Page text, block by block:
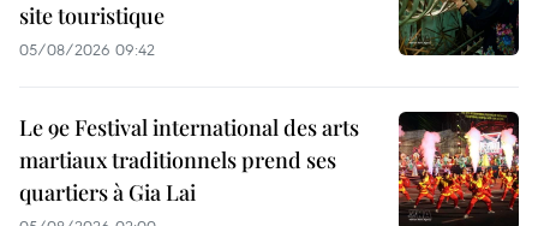
site touristique
05/08/2026 09:42
Le 9e Festival international des arts
martiaux traditionnels prend ses
quartiers à Gia Lai